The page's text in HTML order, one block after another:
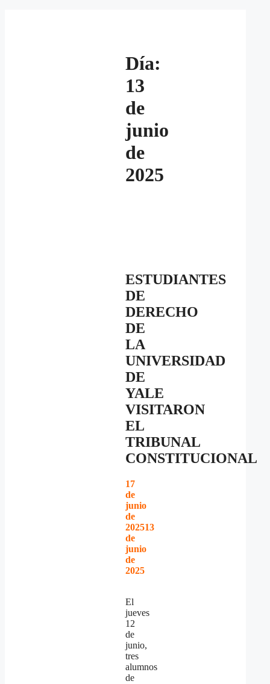
Día:
13
de
junio
de
2025
ESTUDIANTES
DE
DERECHO
DE
LA
UNIVERSIDAD
DE
YALE
VISITARON
EL
TRIBUNAL
CONSTITUCIONAL
17
de
junio
de
202513
de
junio
de
2025
El
jueves
12
de
junio,
tres
alumnos
de